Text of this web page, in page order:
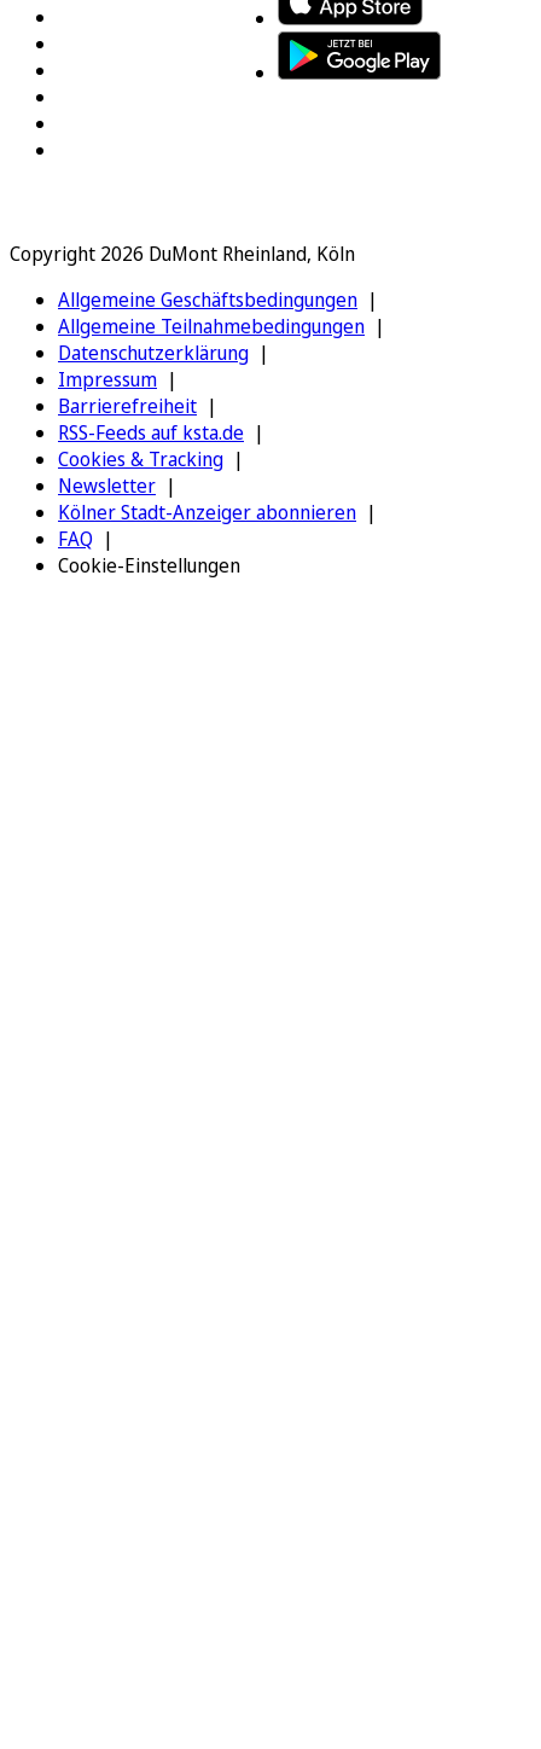
Copyright 2026 DuMont Rheinland, Köln
Allgemeine Geschäftsbedingungen
Allgemeine Teilnahmebedingungen
Datenschutzerklärung
Impressum
Barrierefreiheit
RSS-Feeds auf ksta.de
Cookies & Tracking
Newsletter
Kölner Stadt-Anzeiger abonnieren
FAQ
Cookie-Einstellungen